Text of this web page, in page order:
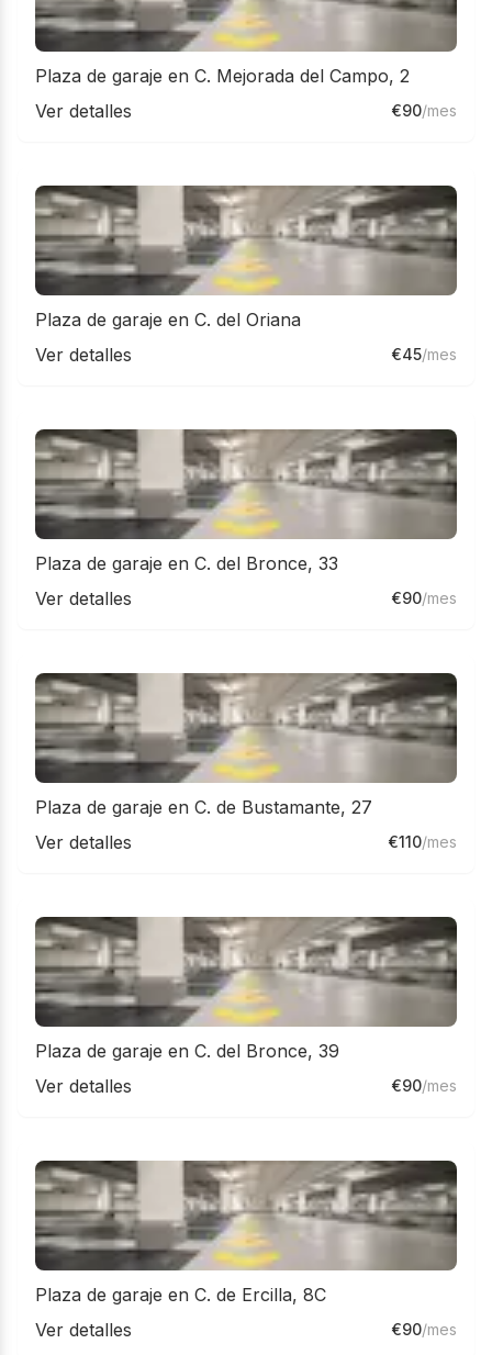
Plaza de garaje en C. Mejorada del Campo, 2
Ver detalles
€90/mes
Plaza de garaje en C. del Oriana
Ver detalles
€45/mes
Plaza de garaje en C. del Bronce, 33
Ver detalles
€90/mes
Plaza de garaje en C. de Bustamante, 27
Ver detalles
€110/mes
Plaza de garaje en C. del Bronce, 39
Ver detalles
€90/mes
Plaza de garaje en C. de Ercilla, 8C
Ver detalles
€90/mes